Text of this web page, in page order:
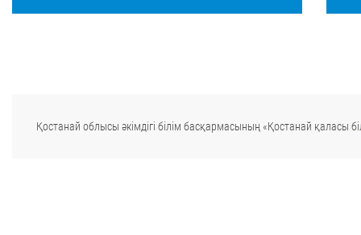
Қостанай облысы әкімдігі білім басқармасының «Қостанай қаласы